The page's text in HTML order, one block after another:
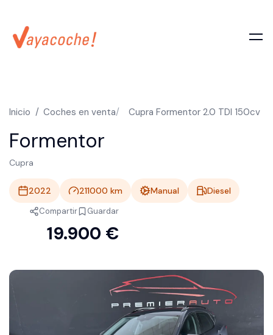
Inicio Coches en venta Cupra Formentor 2.0 TDI 150cv
Formentor
Cupra
2022 211000 km Manual Diesel
Compartir Guardar
19.900 €